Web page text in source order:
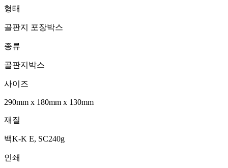
형태
골판지 포장박스
종류
골판지박스
사이즈
290mm x 180mm x 130mm
재질
백K-K E, SC240g
인쇄